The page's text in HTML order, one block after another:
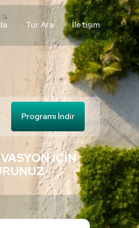
Tur Ara İletişim
Programı İndir
İÇIN